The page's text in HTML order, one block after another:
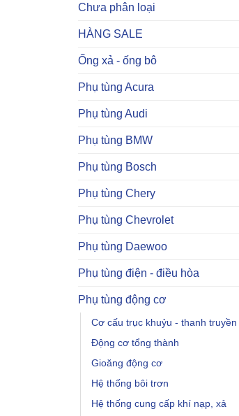
Chưa phân loại
HÀNG SALE
Ống xả - ống bô
Phụ tùng Acura
Phụ tùng Audi
Phụ tùng BMW
Phụ tùng Bosch
Phụ tùng Chery
Phụ tùng Chevrolet
Phụ tùng Daewoo
Phụ tùng điện - điều hòa
Phụ tùng động cơ
Cơ cấu trục khuỷu - thanh truyền
Động cơ tổng thành
Gioăng động cơ
Hệ thống bôi trơn
Hệ thống cung cấp khí nạp, xả